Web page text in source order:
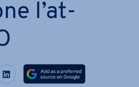
l’at­
via Facebook
via Twitter
Condividi via LinkedIN